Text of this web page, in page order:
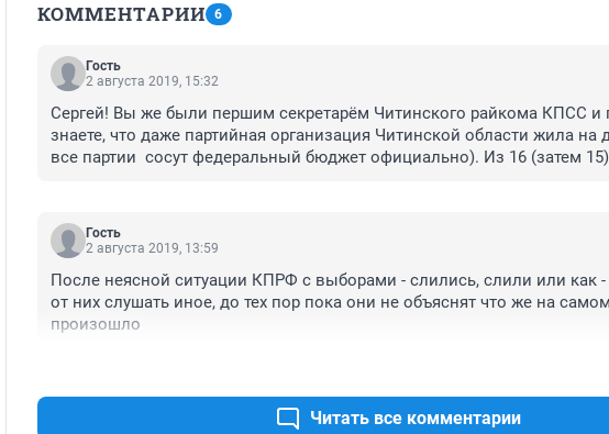
КОММЕНТАРИИ 6
Гость
2 августа 2019, 15:32
Сергей! Вы же были першим секретарём Читинского райкома КПСС и
знаете, что даже партийная организация Читинской области жила на
все партии  сосут федеральный бюджет официально). Из 16 (затем
самодостаточных было больше. Все финансовые ресурсы
перераспределялись. Это позволяло  не только  регулировать
ловко использовал, пропагандируя одноканальную систему
республики, а затем по договорам с ними - в союзный бюджет
СССР). Став Президентом Б.Н. сразу об этом "забыл" и сам стал
Петрович
Гость
2 августа 2019, 13:59
После неясной ситуации КПРФ с выборами - слились, слили или как -
от них слушать иное, до тех пор пока они не объяснят что же на
произошло
Читать все комментарии